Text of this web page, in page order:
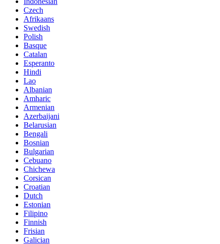
Czech
Afrikaans
Swedish
Polish
Basque
Catalan
Esperanto
Hindi
Lao
Albanian
Amharic
Armenian
Azerbaijani
Belarusian
Bengali
Bosnian
Bulgarian
Cebuano
Chichewa
Corsican
Croatian
Dutch
Estonian
Filipino
Finnish
Frisian
Galician